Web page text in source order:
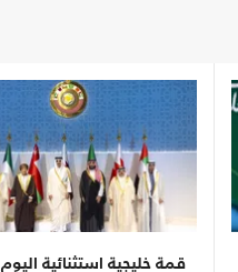
قمة خليجية استثنائية